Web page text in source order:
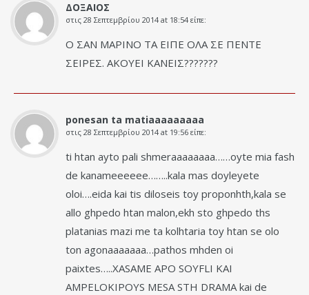
ΔΟΞΑΙΟΣ
στις 28 Σεπτεμβρίου 2014 at 18:54 είπε:
Ο ΣΑΝ ΜΑΡΙΝΟ ΤΑ ΕΙΠΕ ΟΛΑ ΣΕ ΠΕΝΤΕ
ΣΕΙΡΕΣ. ΑΚΟΥΕΙ ΚΑΝΕΙΣ???????
ponesan ta matiaaaaaaaaa
στις 28 Σεπτεμβρίου 2014 at 19:56 είπε:
ti htan ayto pali shmeraaaaaaaa……oyte mia fash
de kanameeeeee……..kala mas doyleyete
oloi….eida kai tis diloseis toy proponhth,kala se
allo ghpedo htan malon,ekh sto ghpedo ths
platanias mazi me ta kolhtaria toy htan se olo
ton agonaaaaaaa…pathos mhden oi
paixtes…..XASAME APO SOYFLI KAI
AMPELOKIPOYS MESA STH DRAMA kai de